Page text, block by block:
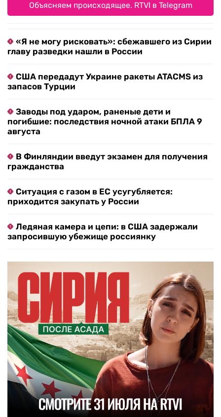
Объясняем происходящее. RTVI в Telegram
«Я не могу рисковать»: сбежавшего из Сирии
главу разведки нашли в России
США передадут Украине ракеты ATACMS из
запасов Турции
Заводы под ударом, раненые дети и
погибшие: последствия ночной атаки БПЛА 9
августа
В Финляндии введут экзамен для получения
гражданства
Ситуация с газом в ЕС усугубляется:
приходится закупать у России
Ледяная камера и цепи: в США задержали
запросившую убежище россиянку